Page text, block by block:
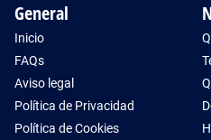
General
Inicio
FAQs
Aviso legal
Política de Privacidad
Política de Cookies